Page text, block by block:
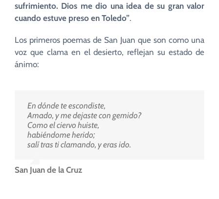
sufrimiento. Dios me dio una idea de su gran valor
cuando estuve preso en Toledo”.
Los primeros poemas de San Juan que son como una
voz que clama en el desierto, reflejan su estado de
ánimo:
En dónde te escondiste,
Amado, y me dejaste con gemido?
Como el ciervo huiste,
habiéndome herido;
salí tras ti clamando, y eras ido.
San Juan de la Cruz